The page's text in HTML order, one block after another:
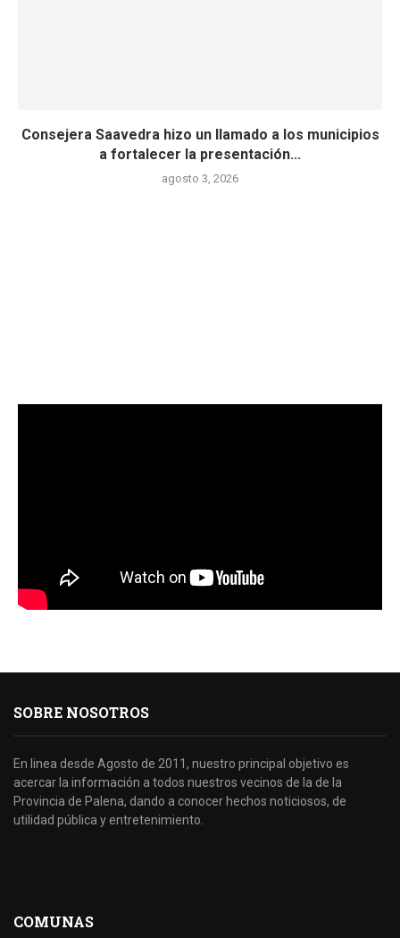
Consejera Saavedra hizo un llamado a los municipios
a fortalecer la presentación...
agosto 3, 2026
SOBRE NOSOTROS
En linea desde Agosto de 2011, nuestro principal objetivo es
acercar la información a todos nuestros vecinos de la de la
Provincia de Palena, dando a conocer hechos noticiosos, de
utilidad pública y entretenimiento.
COMUNAS